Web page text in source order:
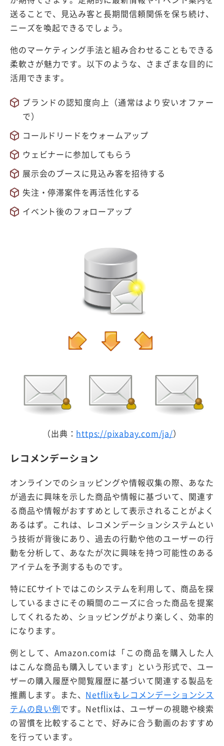
送ることで、見込み客と長期間信頼関係を保ち続け、
ニーズを喚起できるでしょう。
他のマーケティング手法と組み合わせることもできる
柔軟さが魅力です。以下のような、さまざまな目的に
活用できます。
ブランドの認知度向上（通常はより安いオファー
で）
コールドリードをウォームアップ
ウェビナーに参加してもらう
展示会のブースに見込み客を招待する
失注・停滞案件を再活性化する
イベント後のフォローアップ
（出典： https://pixabay.com/ja/）
レコメンデーション
オンラインでのショッピングや情報収集の際、あなた
が過去に興味を示した商品や情報に基づいて、関連す
る商品や情報がおすすめとして表示されることがよく
あるはず。これは、レコメンデーションシステムとい
う技術が背後にあり、過去の行動や他のユーザーの行
動を分析して、あなたが次に興味を持つ可能性のある
アイテムを予測するものです。
特にECサイトではこのシステムを利用して、商品を探
しているまさにその瞬間のニーズに合った商品を提案
してくれるため、ショッピングがより楽しく、効率的
になります。
例として、Amazon.comは「この商品を購入した人
はこんな商品も購入しています」という形式で、ユー
ザーの購入履歴や閲覧履歴に基づいて関連する製品を
推薦します。また、 Netflixもレコメンデーションシス
テムの良い例です。Netflixは、ユーザーの視聴や検索
の習慣を比較することで、好みに合う動画のおすすめ
を行っています。